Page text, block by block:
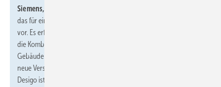
Siemens, 10.2-C55:
das für einfache kleine bis mittelgroße Gebäude konzipiert ist,
vor. Es erfordert keinerlei Engineering auf Kundenseite und nutzt
die Kombination aus Cloud-, Edge- und Feldgeräten, um ein
Gebäude zu planen, in Betrieb zu nehmen und zu betreiben. Die
neue Version des bewährten Gebäudeautomationssystems
Desigo ist jetzt noch besser vor Cyberangriffen geschützt. Außer